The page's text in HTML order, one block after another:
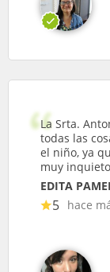
La Srta.
todas las
el niño, ya
muy
EDITA
5 hace